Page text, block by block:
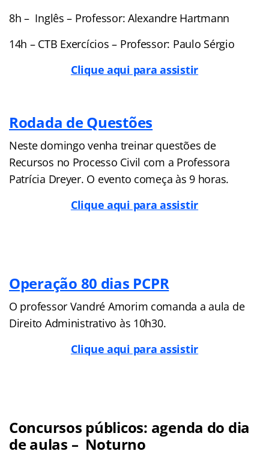
8h – Inglês – Professor: Alexandre Hartmann
14h – CTB Exercícios – Professor: Paulo Sérgio
Clique aqui para assistir
Rodada de Questões
Neste domingo venha treinar questões de
Recursos no Processo Civil com a Professora
Patrícia Dreyer. O evento começa às 9 horas.
Clique aqui para assistir
Operação 80 dias PCPR
O professor Vandré Amorim comanda a aula de
Direito Administrativo às 10h30.
Clique aqui para assistir
Concursos públicos: agenda do dia
de aulas – Noturno